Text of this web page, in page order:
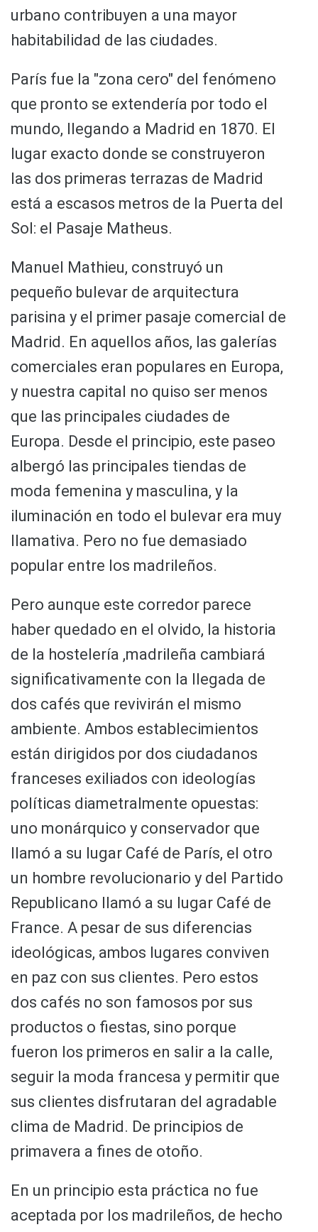
urbano contribuyen a una mayor
habitabilidad de las ciudades.
París fue la "zona cero" del fenómeno
que pronto se extendería por todo el
mundo, llegando a Madrid en 1870. El
lugar exacto donde se construyeron
las dos primeras terrazas de Madrid
está a escasos metros de la Puerta del
Sol: el Pasaje Matheus.
Manuel Mathieu, construyó un
pequeño bulevar de arquitectura
parisina y el primer pasaje comercial de
Madrid. En aquellos años, las galerías
comerciales eran populares en Europa,
y nuestra capital no quiso ser menos
que las principales ciudades de
Europa. Desde el principio, este paseo
albergó las principales tiendas de
moda femenina y masculina, y la
iluminación en todo el bulevar era muy
llamativa. Pero no fue demasiado
popular entre los madrileños.
Pero aunque este corredor parece
haber quedado en el olvido, la historia
de la hostelería ,madrileña cambiará
significativamente con la llegada de
dos cafés que revivirán el mismo
ambiente. Ambos establecimientos
están dirigidos por dos ciudadanos
franceses exiliados con ideologías
políticas diametralmente opuestas:
uno monárquico y conservador que
llamó a su lugar Café de París, el otro
un hombre revolucionario y del Partido
Republicano llamó a su lugar Café de
France. A pesar de sus diferencias
ideológicas, ambos lugares conviven
en paz con sus clientes. Pero estos
dos cafés no son famosos por sus
productos o fiestas, sino porque
fueron los primeros en salir a la calle,
seguir la moda francesa y permitir que
sus clientes disfrutaran del agradable
clima de Madrid. De principios de
primavera a fines de otoño.
En un principio esta práctica no fue
aceptada por los madrileños, de hecho